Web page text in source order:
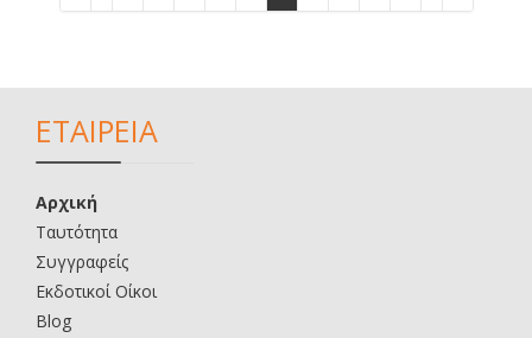
ΕΤΑΙΡΕΙΑ
Αρχική
Ταυτότητα
Συγγραφείς
Εκδοτικοί Οίκοι
Blog